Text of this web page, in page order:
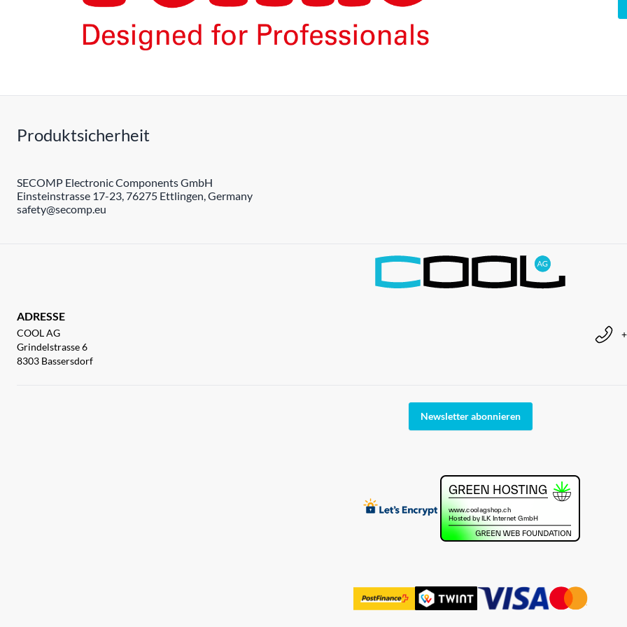
Produktsicherheit
SECOMP Electronic Components GmbH
Einsteinstrasse 17-23, 76275 Ettlingen, Germany
safety@secomp.eu
ADRESSE
COOL AG
Grindelstrasse 6
8303 Bassersdorf
Newsletter abonnieren